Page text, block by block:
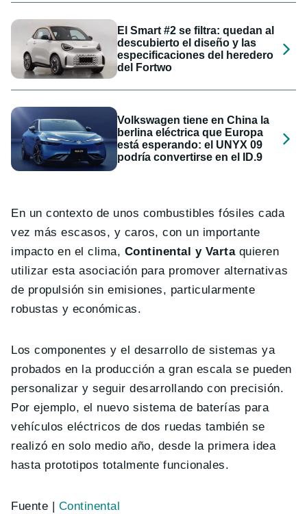
El Smart #2 se filtra: quedan al
descubierto el diseño y las
especificaciones del heredero
del Fortwo
Volkswagen tiene en China la
berlina eléctrica que Europa
está esperando: el UNYX 09
podría convertirse en el ID.9
En un contexto de unos combustibles fósiles cada
vez más escasos, y caros, con un importante
impacto en el clima, Continental y Vartaquieren
utilizar esta asociación para promover alternativas
de propulsión sin emisiones, particularmente
robustas y económicas.
Los componentes y el desarrollo de sistemas ya
probados en la producción a gran escala se pueden
personalizar y seguir desarrollando con precisión.
Por ejemplo, el nuevo sistema de baterías para
vehículos eléctricos de dos ruedas también se
realizó en solo medio año, desde la primera idea
hasta prototipos totalmente funcionales.
Fuente | Continental